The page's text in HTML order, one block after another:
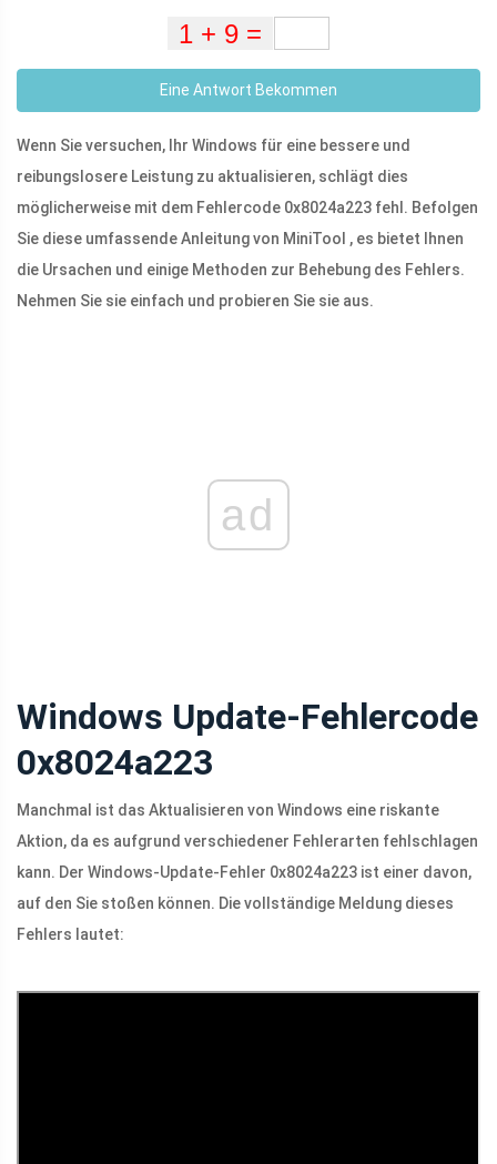
Eine Antwort Bekommen
Wenn Sie versuchen, Ihr Windows für eine bessere und
reibungslosere Leistung zu aktualisieren, schlägt dies
möglicherweise mit dem Fehlercode 0x8024a223 fehl. Befolgen
Sie diese umfassende Anleitung von MiniTool , es bietet Ihnen
die Ursachen und einige Methoden zur Behebung des Fehlers.
Nehmen Sie sie einfach und probieren Sie sie aus.
ad
Windows Update-Fehlercode
0x8024a223
Manchmal ist das Aktualisieren von Windows eine riskante
Aktion, da es aufgrund verschiedener Fehlerarten fehlschlagen
kann. Der Windows-Update-Fehler 0x8024a223 ist einer davon,
auf den Sie stoßen können. Die vollständige Meldung dieses
Fehlers lautet: